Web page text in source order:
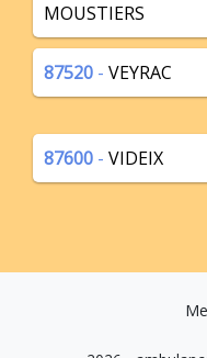
MOUSTIERS
87520 - VEYRAC
87600 - VIDEIX